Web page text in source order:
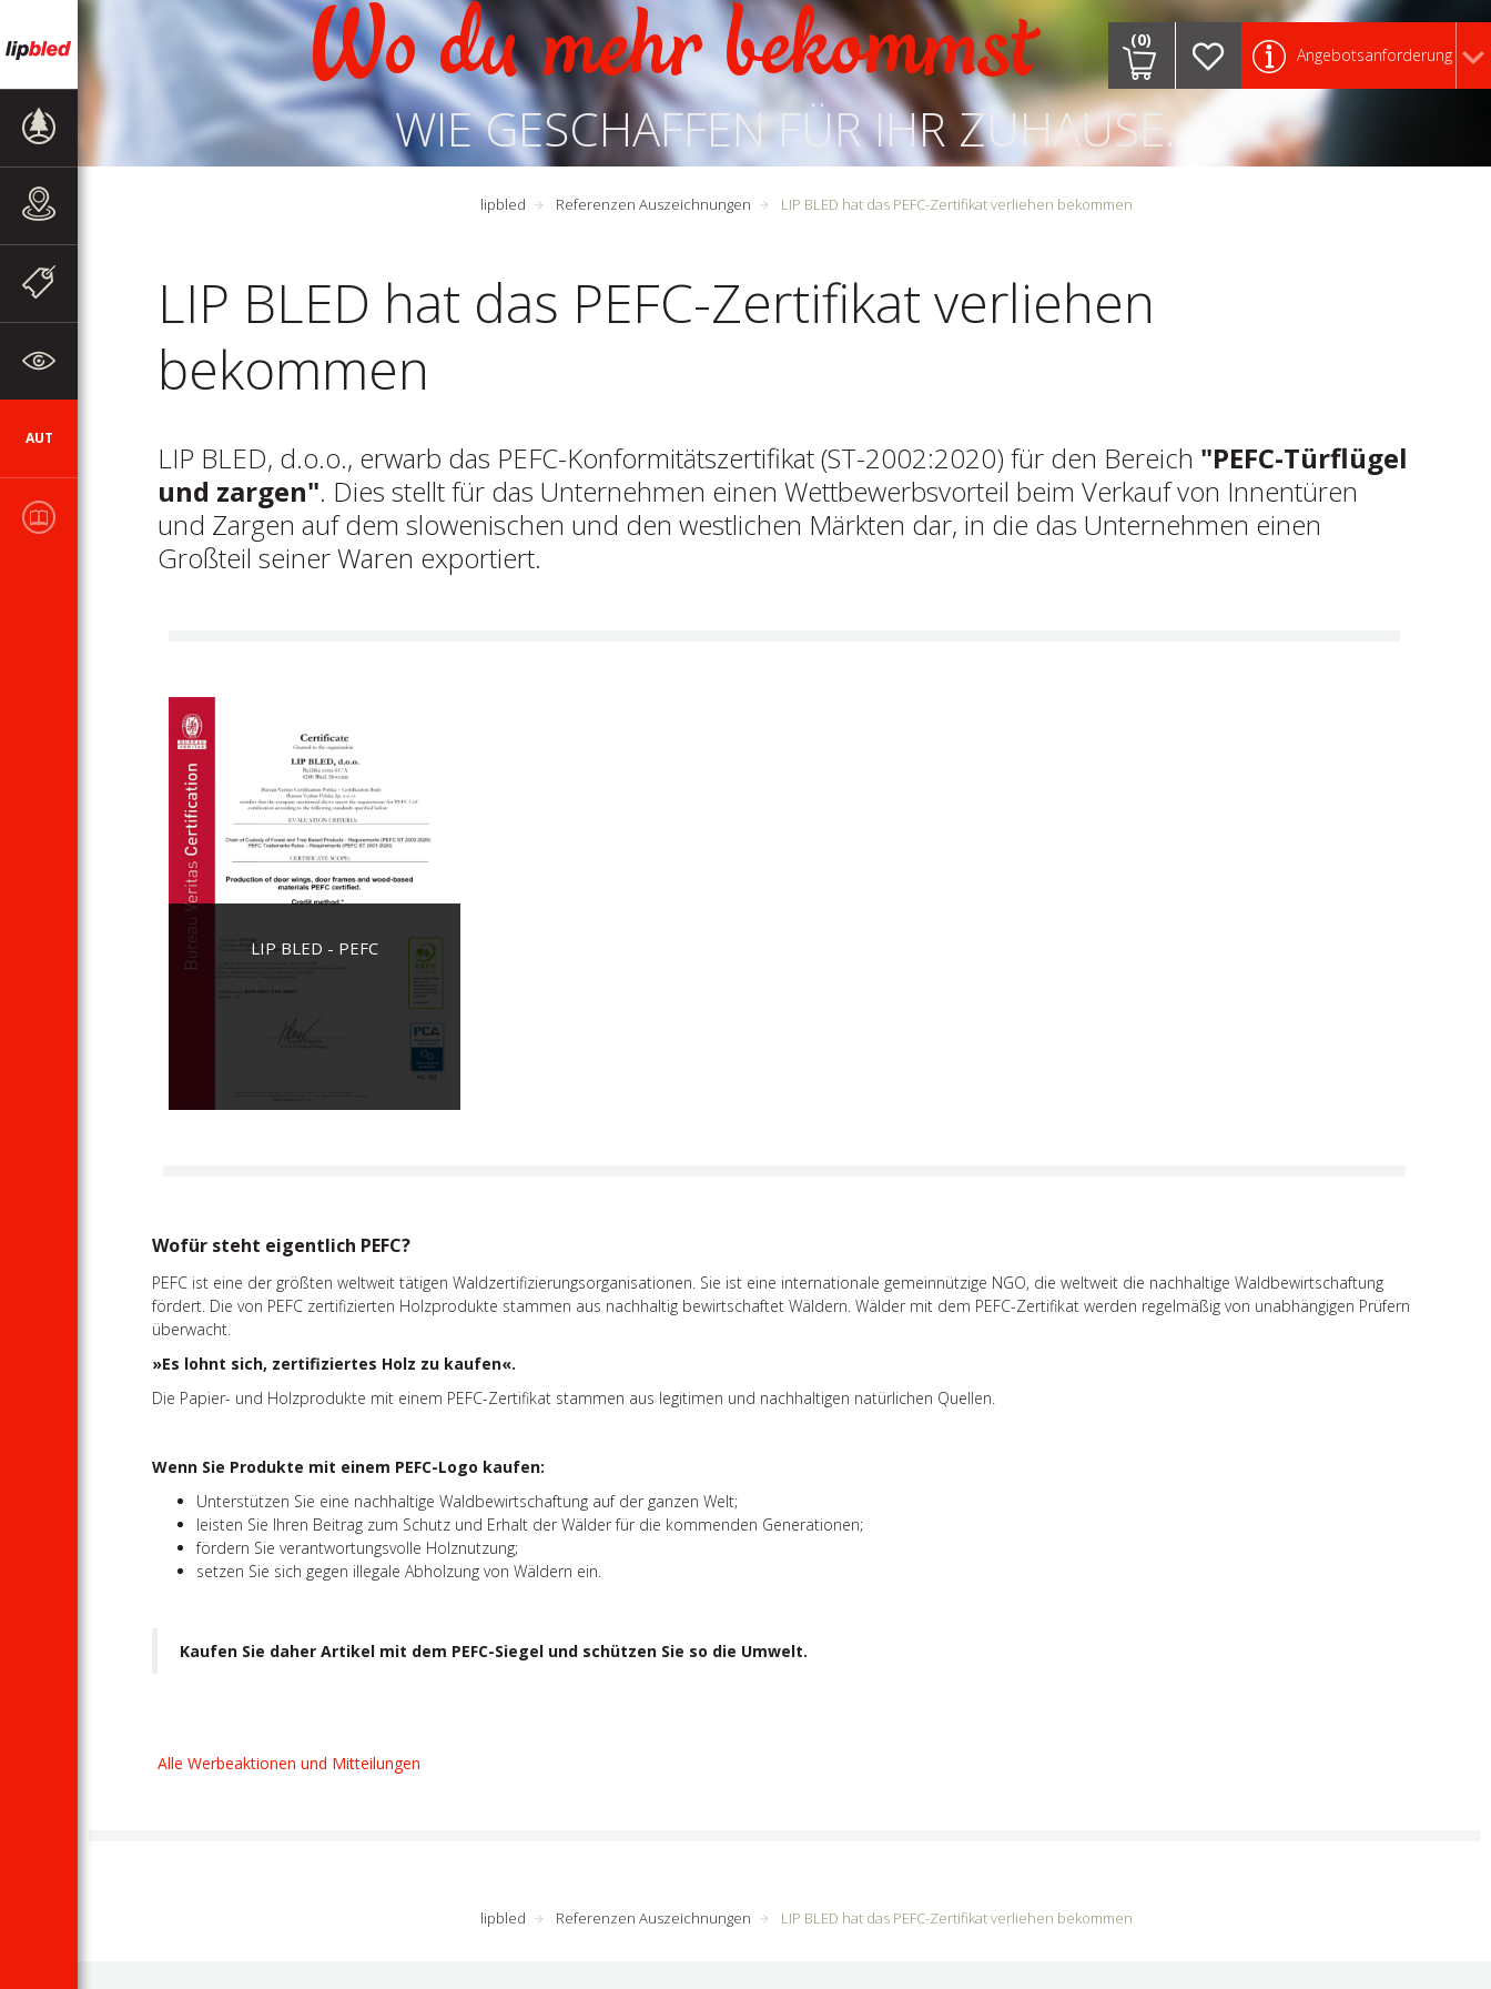
(0)
Angebotsanforderung
UNTERNEHMEN
AUT
KATALOGE DES
Verkaufsprogramms
Wo du mehr bekommst
WIE GESCHAFFEN FÜR IHR ZUHAUSE.
lipbled Referenzen Auszeichnungen LIP BLED hat das PEFC-Zertifikat verliehen bekommen
LIP BLED hat das PEFC-Zertifikat verliehen
bekommen
LIP BLED, d.o.o., erwarb das PEFC-Konformitätszertifikat (ST-2002:2020) für den Bereich "PEFC-Türflügel
und zargen". Dies stellt für das Unternehmen einen Wettbewerbsvorteil beim Verkauf von Innentüren
und Zargen auf dem slowenischen und den westlichen Märkten dar, in die das Unternehmen einen
Großteil seiner Waren exportiert.
LIP BLED - PEFC
Wofür steht eigentlich PEFC?
PEFC ist eine der größten weltweit tätigen Waldzertifizierungsorganisationen. Sie ist eine internationale gemeinnützige NGO, die weltweit die nachhaltige Waldbewirtschaftung
fördert. Die von PEFC zertifizierten Holzprodukte stammen aus nachhaltig bewirtschaftet Wäldern. Wälder mit dem PEFC-Zertifikat werden regelmäßig von unabhängigen Prüfern
überwacht.
»Es lohnt sich, zertifiziertes Holz zu kaufen«.
Die Papier- und Holzprodukte mit einem PEFC-Zertifikat stammen aus legitimen und nachhaltigen natürlichen Quellen.
Wenn Sie Produkte mit einem PEFC-Logo kaufen:
Unterstützen Sie eine nachhaltige Waldbewirtschaftung auf der ganzen Welt;
leisten Sie Ihren Beitrag zum Schutz und Erhalt der Wälder für die kommenden Generationen;
fördern Sie verantwortungsvolle Holznutzung;
setzen Sie sich gegen illegale Abholzung von Wäldern ein.
Kaufen Sie daher Artikel mit dem PEFC-Siegel und schützen Sie so die Umwelt.
Alle Werbeaktionen und Mitteilungen
lipbled Referenzen Auszeichnungen LIP BLED hat das PEFC-Zertifikat verliehen bekommen